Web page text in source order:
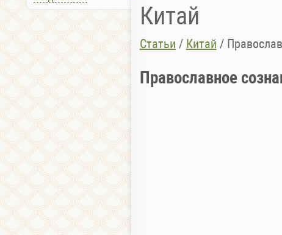
Китай
Статьи / Китай /
Православное